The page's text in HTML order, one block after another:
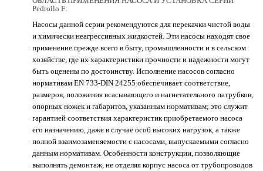
Pedrollo F:
Насосы данной серии рекомендуются для перекачки чистой воды
и химически неагрессивных жидкостей. Эти насосы находят свое
применение прежде всего в быту, промышленности и в сельском
хозяйстве, где их характеристики прочности и надежности могут
быть оценены по достоинству. Исполнение насосов согласно
нормативам EN 733-DIN 24255 обеспечивает соответствие,
размеров, положения всасывающего и нагнетательного патрубков,
опорных ножек и габаритов, указанным нормативам; это служит
гарантией соответствия характеристик приобретаемого насоса
его назначению, даже в случае особ высоких нагрузок, а также
полной взаимозаменяемости с насосами, выпускаемыми согласно
данным нормативам. Особенности конструкции, позволяющие
выполнять демонтаж, не отделяя корпус насоса от трубопроводов